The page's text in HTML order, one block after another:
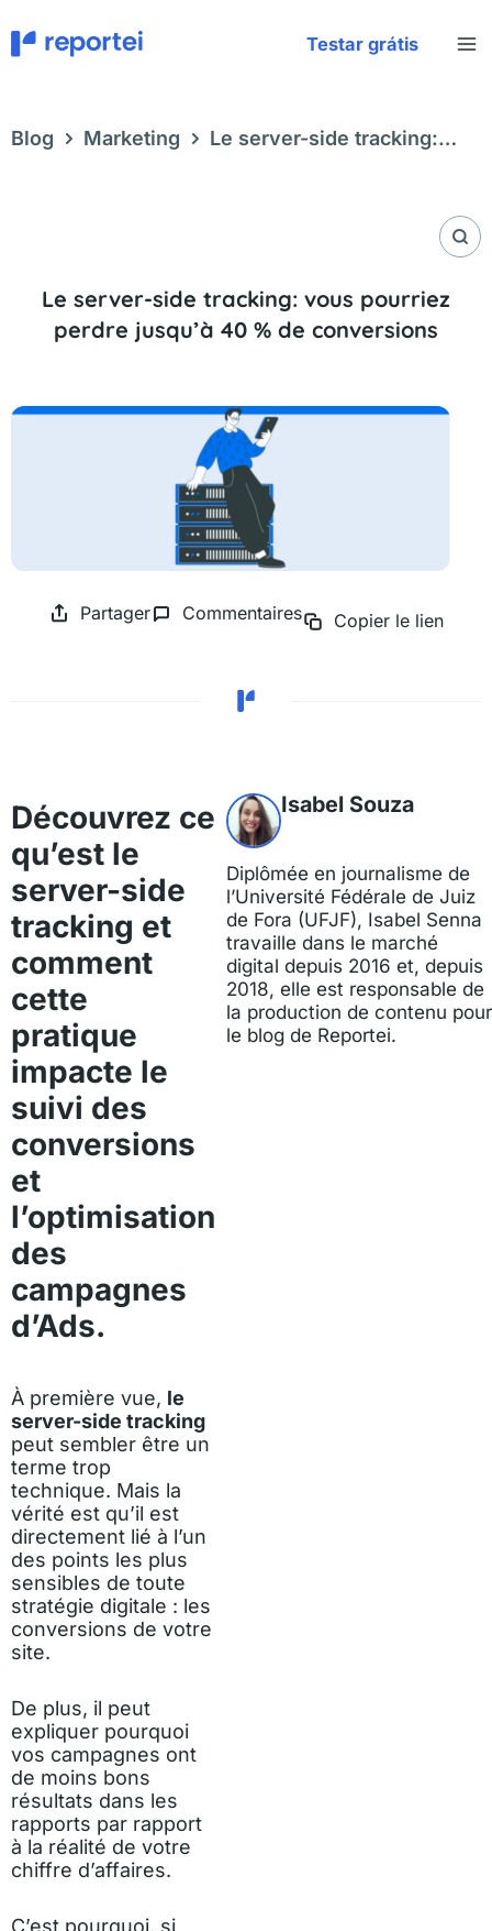
au
contenu
Testar grátis
Blog Marketing
Le server-side tracking:
Le server-side tracking: vous pourriez
perdre jusqu’à 40 % de conversions
Partager Commentaires Copier le lien
Découvrez ce
qu’est le
server-side
tracking et
comment
cette
pratique
impacte le
suivi des
conversions
et
l’optimisation
des
campagnes
d’Ads.
À première vue, le
server-side tracking
peut sembler être un
terme trop
technique. Mais la
vérité est qu’il est
directement lié à l’un
des points les plus
sensibles de toute
stratégie digitale : les
conversions de votre
site.
De plus, il peut
expliquer pourquoi
vos campagnes ont
de moins bons
résultats dans les
rapports par rapport
à la réalité de votre
chiffre d’affaires.
C’est pourquoi, si
Isabel Souza
Diplômée en journalisme de
l’Université Fédérale de Juiz
de Fora (UFJF), Isabel Senna
travaille dans le marché
digital depuis 2016 et, depuis
2018, elle est responsable de
la production de contenu pour
le blog de Reportei.